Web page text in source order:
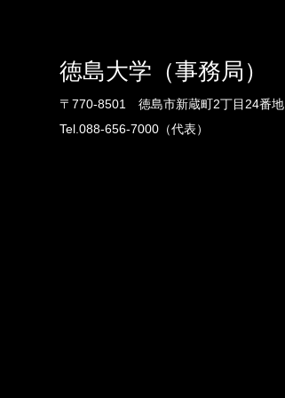
徳島大学（事務局）
〒770-8501 徳島市新蔵町2丁目24番地
Tel.088-656-7000（代表）